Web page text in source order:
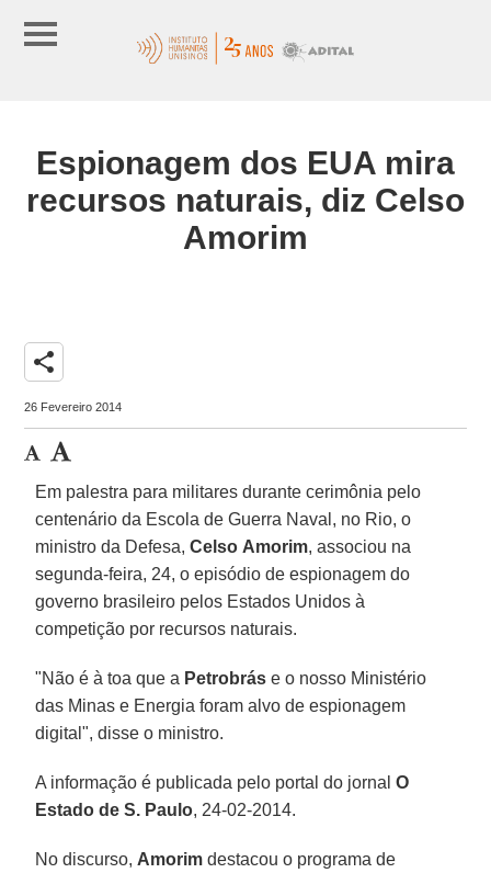
Espionagem dos EUA mira
recursos naturais, diz Celso
Amorim
share
26 Fevereiro 2014
Em palestra para militares durante cerimônia pelo
centenário da Escola de Guerra Naval, no Rio, o
ministro da Defesa,Celso Amorim, associou na
segunda-feira, 24, o episódio de espionagem do
governo brasileiro pelos Estados Unidos à
competição por recursos naturais.
"Não é à toa que a Petrobrás e o nosso Ministério
das Minas e Energia foram alvo de espionagem
digital", disse o ministro.
A informação é publicada pelo portal do jornal O
Estado de S. Paulo, 24-02-2014.
No discurso, Amorim destacou o programa de